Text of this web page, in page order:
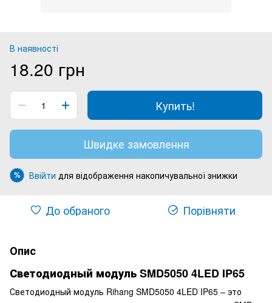
В наявності
18.20 грн
Купить!
Швидке замовлення
% Ввійти для відображення накопичувальної знижки
До обраного Порівняти
Опис
Светодиодный модуль SMD5050 4LED IP65
Светодиодный модуль Rihang SMD5050 4LED IP65 – это